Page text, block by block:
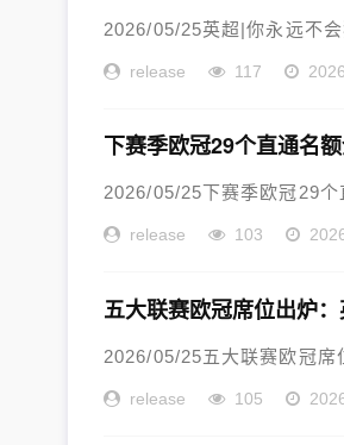
2026/05/25英超|你永远不
release 117
下赛季欧冠29个直通名
2026/05/25下赛季欧冠29
release 103
五大联赛欧冠席位出炉
2026/05/25五大联赛欧冠席
release 105